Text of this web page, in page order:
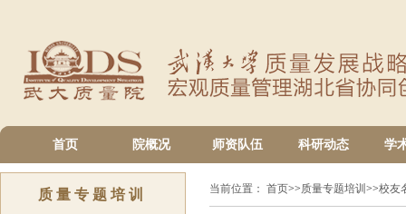
首页 院概况 师资队伍 科研动态 学
质量专题培训 当前位置： 首页>>质量专题培训 >>校友